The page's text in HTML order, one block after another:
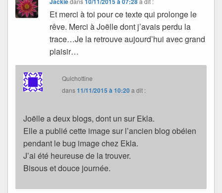
Et merci à toi pour ce texte qui prolonge le
rêve. Merci à Joëlle dont j’avais perdu la
trace…Je la retrouve aujourd’hui avec grand
plaisir…
Quichottine
dans11/11/2015 à 10:20a dit :
Joëlle a deux blogs, dont un sur Ekla.
Elle a publié cette image sur l’ancien blog obéien
pendant le bug image chez Ekla.
J’ai été heureuse de la trouver.
Bisous et douce journée.